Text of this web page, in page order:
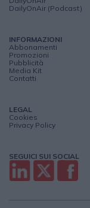
DailyOnAir (Podcast)
INFORMAZIONI
Abbonamenti
Promozioni
Pubblicità
Media Kit
Contatti
LEGAL
Cookies
Privacy Policy
SEGUICI SUI SOCIAL